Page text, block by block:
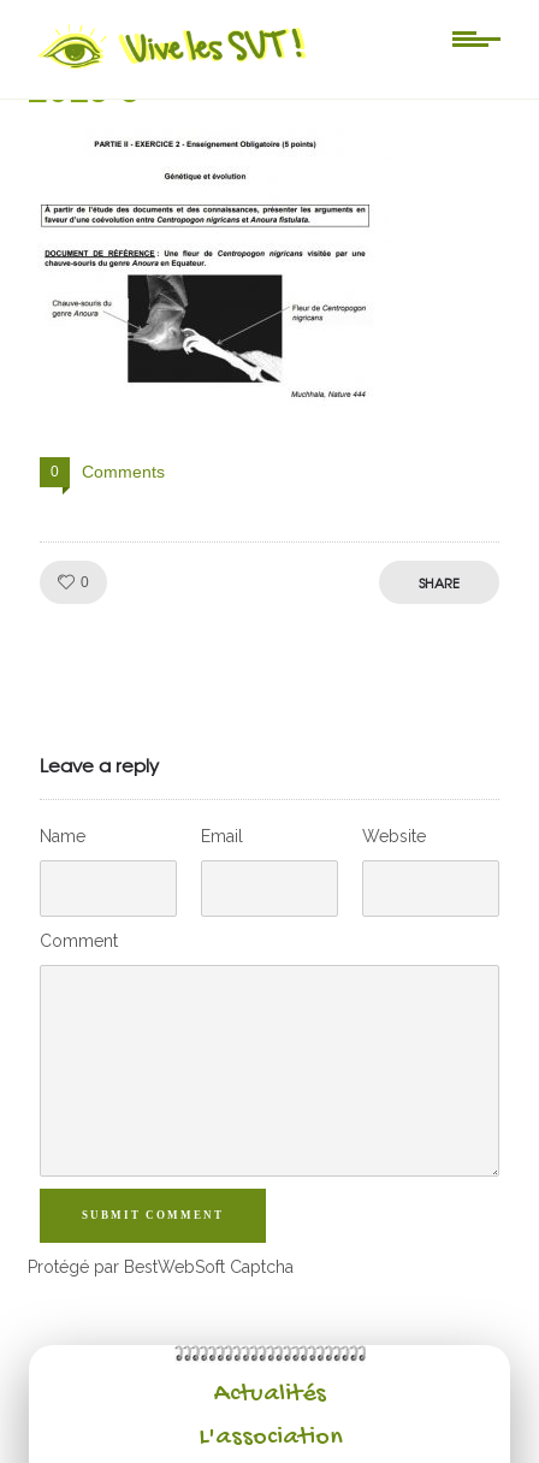
Amerique Nord S SVT Bac
2019 6
0 Comments
0 SHARE
Leave a reply
Name Email Website
Comment
SUBMIT COMMENT
Protégé par BestWebSoft Captcha
Actualités
L'association